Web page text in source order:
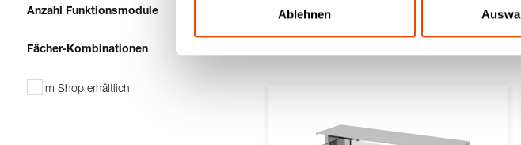
Ablehnen
Anzahl Funktionsmodule
Fächer-Kombinationen
Im Shop erhältlich